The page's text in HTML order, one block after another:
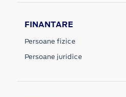
FINANTARE
Persoane fizice
Persoane juridice